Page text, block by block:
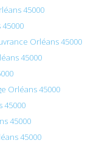
45000
Orléans 45000
45000
Orléans 45000
45000
45000
45000